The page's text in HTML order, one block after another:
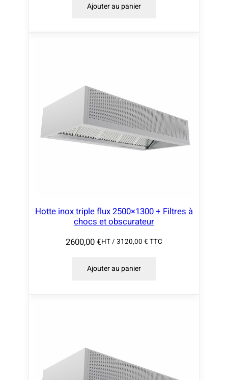
Ajouter au panier
Hotte inox triple flux 2500×1300 + Filtres à
chocs et obscurateur
2600,00€HT / 3120,00 € TTC
Ajouter au panier